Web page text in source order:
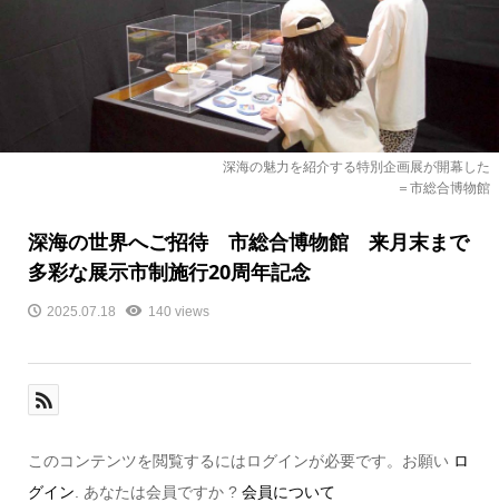
深海の魅力を紹介する特別企画展が開幕した
＝市総合博物館
深海の世界へご招待 市総合博物館 来月末まで
多彩な展示市制施行20周年記念
2025.07.18 140 views
このコンテンツを閲覧するにはログインが必要です。お願い ロ
グイン . あなたは会員ですか ? 会員について